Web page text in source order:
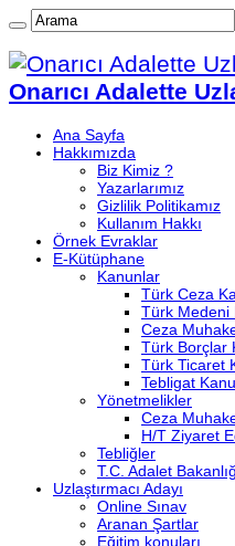
Onarıcı Adalette
Ana Sayfa
Hakkımızda
Biz Kimiz ?
Yazarlarımız
Gizlilik Politikamız
Kullanım Hakkı
Örnek Evraklar
E-Kütüphane
Kanunlar
Türk Ceza
Türk Medeni
Ceza
Türk Borçlar
Türk Ticaret
Tebligat
Yönetmelikler
Ceza
H/T Ziyaret
Tebliğler
T.C. Adalet
Uzlaştırmacı Adayı
Online Sınav
Aranan Şartlar
Eğitim konuları